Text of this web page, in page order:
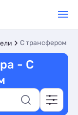
С трансфером
- С